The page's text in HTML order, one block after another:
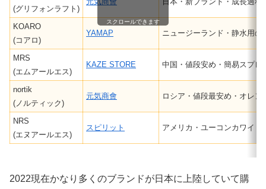
(グリフォンラフト)
KOARO
(コアロ)
YAMAP ニュージーランド・静水用の
MRS
(エムアールエス)
KAZE STORE 中国・値段安め・簡易スプレ
nortik
(ノルティック)
元気商會 ロシア・値段最安め・オレン
NRS
(エヌアールエス)
スピリット アメリカ・ユーコンカワイ
スクロールできます
2022現在かなり多くのブランドが日本に上陸していて購